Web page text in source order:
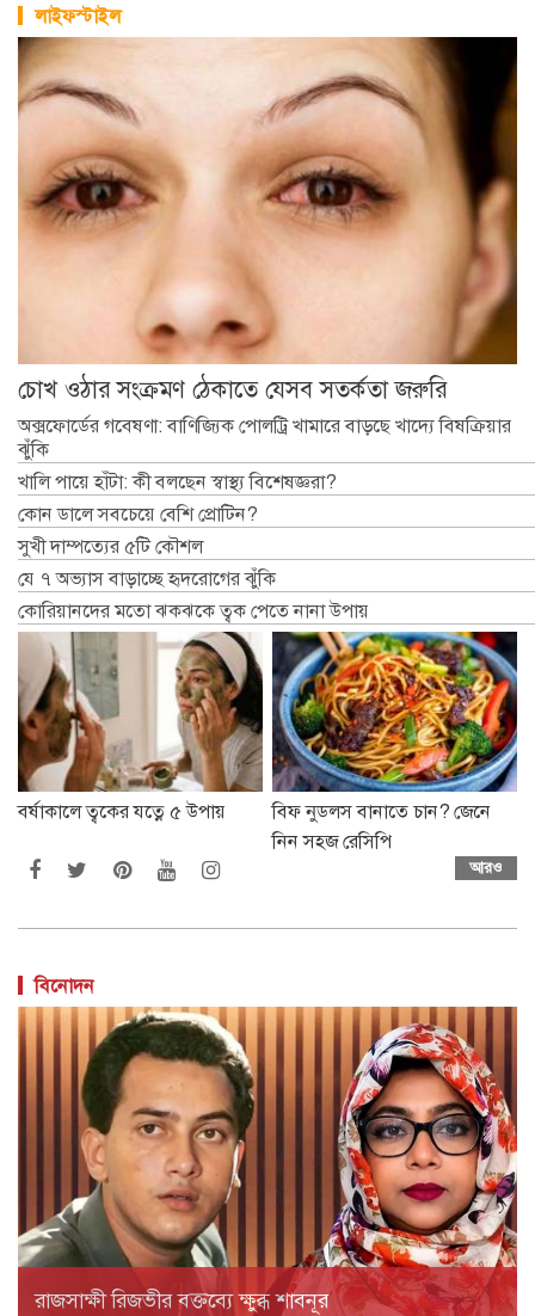
লাইফস্টাইল
চোখ ওঠার সংক্রমণ ঠেকাতে যেসব সতর্কতা জরুরি
অক্সফোর্ডের গবেষণা: বাণিজ্যিক পোলট্রি খামারে বাড়ছে খাদ্যে বিষক্রিয়ার
ঝুঁকি
খালি পায়ে হাঁটা: কী বলছেন স্বাস্থ্য বিশেষজ্ঞরা?
কোন ডালে সবচেয়ে বেশি প্রোটিন?
সুখী দাম্পত্যের ৫টি কৌশল
যে ৭ অভ্যাস বাড়াচ্ছে হৃদরোগের ঝুঁকি
কোরিয়ানদের মতো ঝকঝকে ত্বক পেতে নানা উপায়
বর্ষাকালে ত্বকের যত্নে ৫ উপায়
বিফ নুডলস বানাতে চান? জেনে
নিন সহজ রেসিপি
আরও
বিনোদন
রাজসাক্ষী রিজভীর বক্তব্যে ক্ষুব্ধ শাবনূর